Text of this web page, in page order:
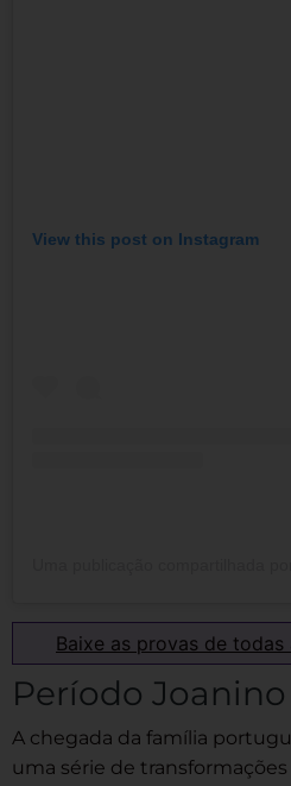
View this post on Instagram
Baixe as provas de todas
Período Joanino
A chegada da família
uma série de